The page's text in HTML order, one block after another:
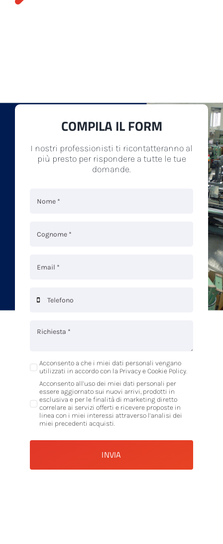
COMPILA IL FORM
I nostri professionisti ti ricontatteranno al
più presto per rispondere a tutte le tue
domande.
Acconsento a che i miei dati personali vengano
utilizzati in accordo con la Privacy e Cookie Policy.
Acconsento all’uso dei miei dati personali per
essere aggiornato sui nuovi arrivi, prodotti in
esclusiva e per le finalità di marketing diretto
correlare ai servizi offerti e ricevere proposte in
linea con i miei interessi attraverso l’analisi dei
miei precedenti acquisti.
INVIA